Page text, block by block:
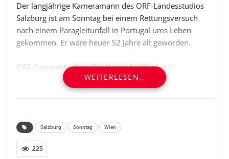
Der langjährige Kameramann des ORF-Landesstudios
Salzburg ist am Sonntag bei einem Rettungsversuch
nach einem Paragleitunfall in Portugal ums Leben
gekommen. Er wäre heuer 52 Jahre alt geworden.
ORF-Generaldirektor Dr. Alexander Wrabetz:
„Alexander Proschek hat mit seinen Bildern ‚Salzburg
heute‘, aber auch Formate wie ‚Österreich-Bild‘ und
gemacht. Wir verlieren einen Vollprofi mit Auge fürs
Wesentliche, einen stets engagierten Mitarbeiter und
kollegialen und humorvollen Menschen. Unser
WEITERLESEN..
Salzburg Sonntag Wien
225